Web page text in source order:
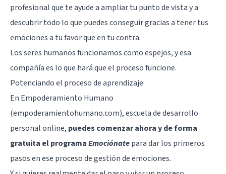
profesional que te ayude a ampliar tu punto de vista y a
descubrir todo lo que puedes conseguir gracias a tener tus
emociones a tu favor que en tu contra.
Los seres humanos funcionamos como espejos, y esa
compañía es lo que hará que el proceso funcione.
Potenciando el proceso de aprendizaje
En Empoderamiento Humano
(empoderamientohumano.com), escuela de desarrollo
personal online, puedes comenzar ahora y de forma
gratuita el programaEmociónatepara dar los primeros
pasos en ese proceso de gestión de emociones.